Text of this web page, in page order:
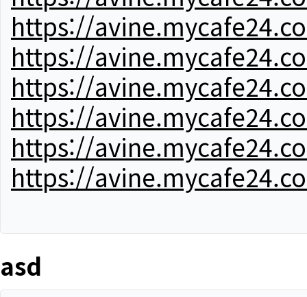
https://
https://
https://
https://
https://
https://
asd